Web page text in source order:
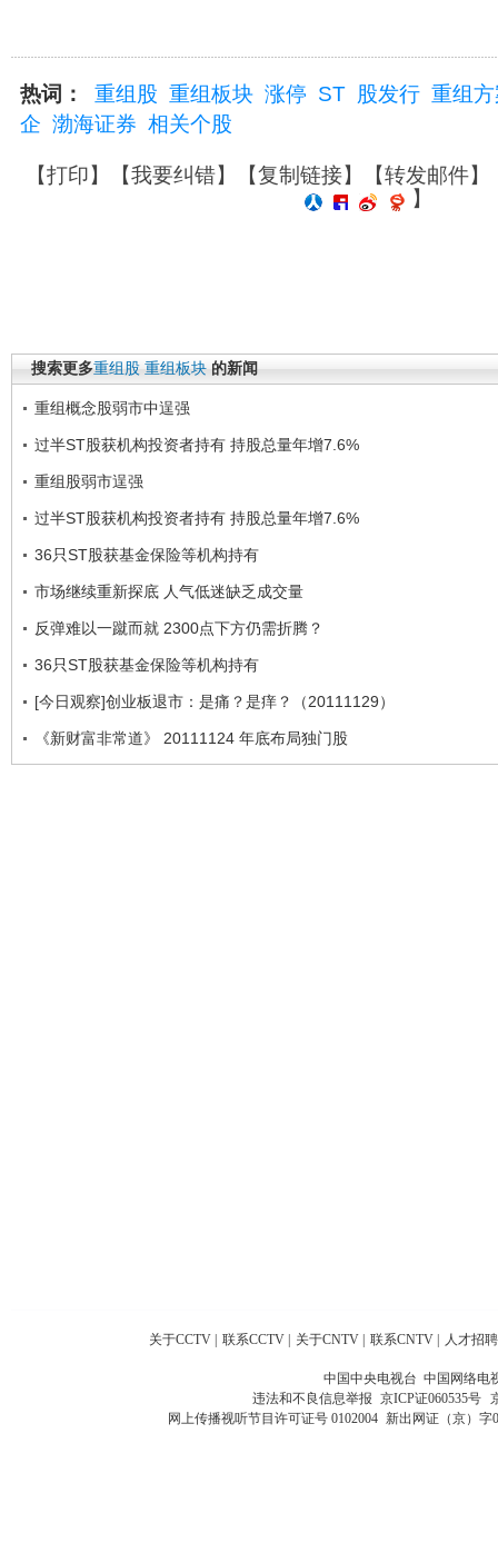
热词： 重组股 重组板块 涨停 ST 股发行 重组
企 渤海证券 相关个股
【打印】【我要纠错】【复制链接】【转发邮件】
】
搜索更多重组股 重组板块 的新闻
重组概念股弱市中逞强
过半ST股获机构投资者持有 持股总量年增7.6%
重组股弱市逞强
过半ST股获机构投资者持有 持股总量年增7.6%
36只ST股获基金保险等机构持有
市场继续重新探底 人气低迷缺乏成交量
反弹难以一蹴而就 2300点下方仍需折腾？
36只ST股获基金保险等机构持有
[今日观察]创业板退市：是痛？是痒？（20111129）
《新财富非常道》 20111124 年底布局独门股
关于CCTV 联系CCTV 关于CNTV 联系CNTV 人才招聘
中国中央电视台 中国网络电
违法和不良信息举报 京ICP证060535号
网上传播视听节目许可证号 0102004 新出网证（京）